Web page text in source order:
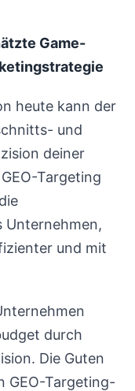
Game-
heute kann der
und
deiner
Targeting
Unternehmen,
und mit
durch
Die Guten
GEO-Targeting-